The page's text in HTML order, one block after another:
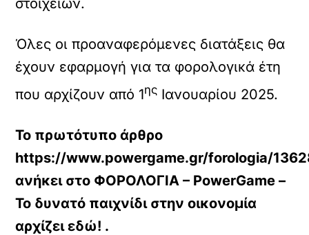
στοιχείων.
Όλες οι προαναφερόμενες διατάξεις θα
έχουν εφαρμογή για τα φορολογικά έτη
που αρχίζουν από 1ης Ιανουαρίου 2025.
Το πρωτότυπο άρθρο
https://www.powergame.gr/forologia/
ανήκει στο ΦΟΡΟΛΟΓΙΑ – PowerGame –
Το δυνατό παιχνίδι στην οικονομία
αρχίζει εδώ! .